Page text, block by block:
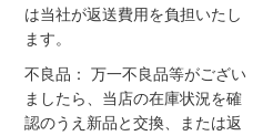
は当社が返送費用を負担いたし
ます。
不良品： 万一不良品等がござい
ましたら、当店の在庫状況を確
認のうえ新品と交換、または返